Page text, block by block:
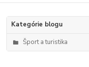
Kategórie blogu
Šport a turistika